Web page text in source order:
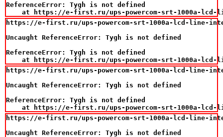
ReferenceError: Tygh is not defined
at https://e-first.ru/ups-powercom-srt-1000a-
https://e-first.ru/ups-powercom-srt-1000a-lcd-line-
Uncaught ReferenceError: Tygh is not defined
ReferenceError: Tygh is not defined
at https://e-first.ru/ups-powercom-srt-1000a-
https://e-first.ru/ups-powercom-srt-1000a-lcd-line-
Uncaught ReferenceError: Tygh is not defined
ReferenceError: Tygh is not defined
at https://e-first.ru/ups-powercom-srt-1000a-
https://e-first.ru/ups-powercom-srt-1000a-lcd-line-
Uncaught ReferenceError: Tygh is not defined